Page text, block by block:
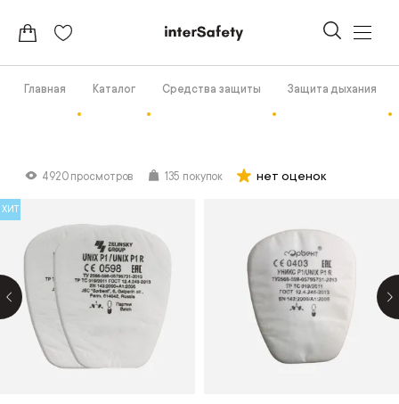
Главная Каталог Средства защиты Защита дыхания
4920 просмотров 135 покупок нет оценок
ХИТ